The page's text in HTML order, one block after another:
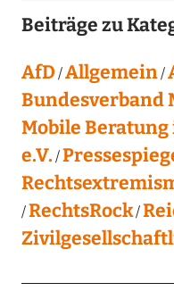
Beiträge zu
AfD Allgemein
Bundesverband
Mobile
e.V.
RechtsRock